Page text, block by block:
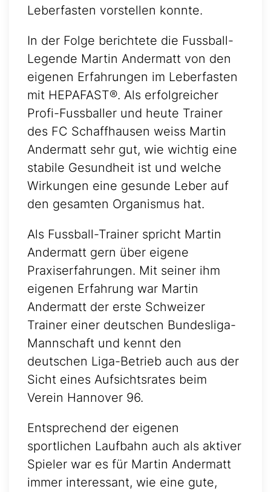
Leberfasten vorstellen konnte.
In der Folge berichtete die Fussball-
Legende Martin Andermatt von den
eigenen Erfahrungen im Leberfasten
mit HEPAFAST®. Als erfolgreicher
Profi-Fussballer und heute Trainer
des FC Schaffhausen weiss Martin
Andermatt sehr gut, wie wichtig eine
stabile Gesundheit ist und welche
Wirkungen eine gesunde Leber auf
den gesamten Organismus hat.
Als Fussball-Trainer spricht Martin
Andermatt gern über eigene
Praxiserfahrungen. Mit seiner ihm
eigenen Erfahrung war Martin
Andermatt der erste Schweizer
Trainer einer deutschen Bundesliga-
Mannschaft und kennt den
deutschen Liga-Betrieb auch aus der
Sicht eines Aufsichtsrates beim
Verein Hannover 96.
Entsprechend der eigenen
sportlichen Laufbahn auch als aktiver
Spieler war es für Martin Andermatt
immer interessant, wie eine gute,